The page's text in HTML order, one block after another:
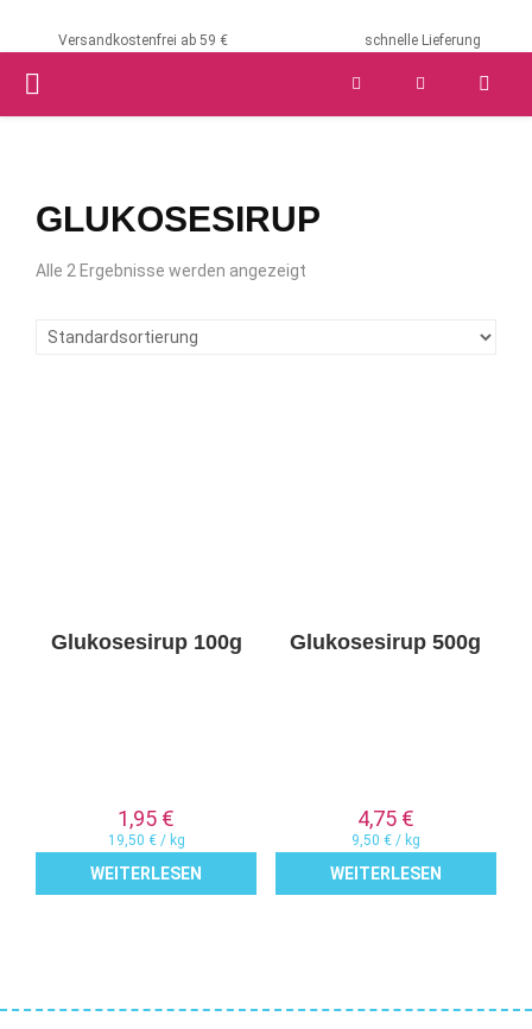
Versandkostenfrei ab 59 € schnelle Lieferung
PRIMARY
GLUKOSESIRUP
Alle 2 Ergebnisse werden angezeigt
Glukosesirup 100g
1,95 €
19,50 €/ kg
WEITERLESEN
Glukosesirup 500g
4,75 €
9,50 €/ kg
WEITERLESEN